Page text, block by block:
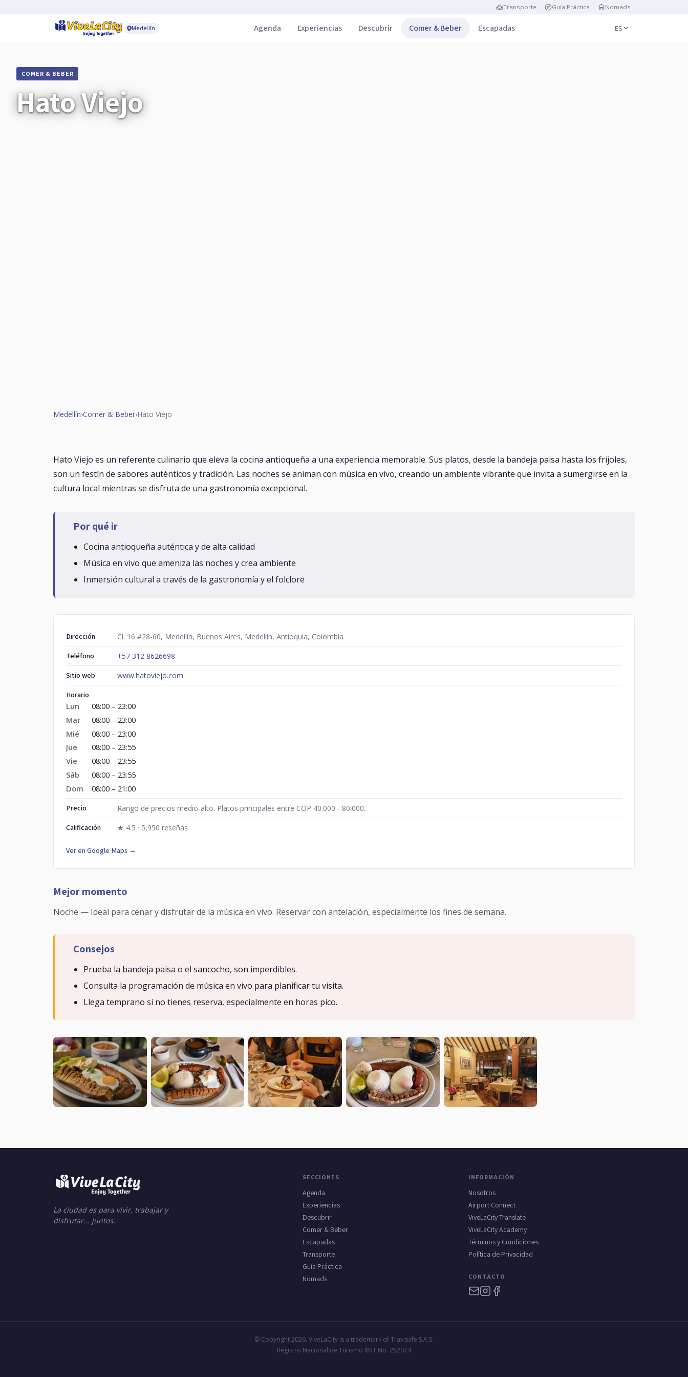
Transporte Guía Práctica Nomads
Medellín Agenda Experiencias Descubrir Comer & Beber Escapadas ES
COMER & BEBER
Hato Viejo
Medellín›Comer & Beber›Hato Viejo
Hato Viejo es un referente culinario que eleva la cocina antioqueña a una experiencia memorable. Sus platos, desde la bandeja paisa hasta los frijoles,
son un festín de sabores auténticos y tradición. Las noches se animan con música en vivo, creando un ambiente vibrante que invita a sumergirse en la
cultura local mientras se disfruta de una gastronomía excepcional.
Por qué ir
Cocina antioqueña auténtica y de alta calidad
Música en vivo que ameniza las noches y crea ambiente
Inmersión cultural a través de la gastronomía y el folclore
Dirección Cl. 16 #28-60, Medellín, Buenos Aires, Medellín, Antioquia, Colombia
Teléfono +57 312 8626698
Sitio web www.hatoviejo.com
Horario
Lun
08:00 – 23:00
Mar
08:00 – 23:00
Mié
08:00 – 23:00
Jue
08:00 – 23:55
Vie
08:00 – 23:55
Sáb
08:00 – 23:55
Dom
08:00 – 21:00
Precio Rango de precios medio-alto. Platos principales entre COP 40.000 - 80.000.
Calificación ★ 4.5 · 5,950 reseñas
Ver en Google Maps →
Mejor momento
Noche — Ideal para cenar y disfrutar de la música en vivo. Reservar con antelación, especialmente los fines de semana.
Consejos
Prueba la bandeja paisa o el sancocho, son imperdibles.
Consulta la programación de música en vivo para planificar tu visita.
Llega temprano si no tienes reserva, especialmente en horas pico.
La ciudad es para vivir, trabajar y
disfrutar... juntos.
SECCIONES
Agenda
Experiencias
Descubrir
Comer & Beber
Escapadas
Transporte
Guía Práctica
Nomads
INFORMACIÓN
Nosotros
Airport Connect
ViveLaCity Translate
ViveLaCity Academy
Términos y Condiciones
Política de Privacidad
CONTACTO
© Copyright 2026. ViveLaCity is a trademark of Travisafe S.A.S.
Registro Nacional de Turismo RNT No. 252074